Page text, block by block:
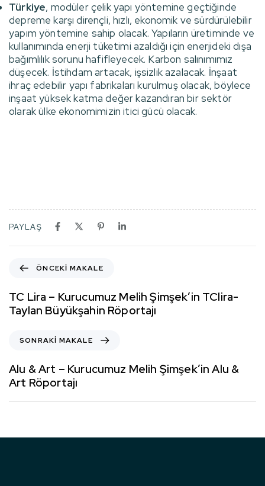
Türkiye, modüler çelik yapı yöntemine geçtiğinde
depreme karşı dirençli, hızlı, ekonomik ve sürdürülebilir
yapım yöntemine sahip olacak. Yapıların üretiminde ve
kullanımında enerji tüketimi azaldığı için enerjideki dışa
bağımlılık sorunu hafifleyecek. Karbon salınımımız
düşecek. İstihdam artacak, işsizlik azalacak. İnşaat
ihraç edebilir yapı fabrikaları kurulmuş olacak, böylece
inşaat yüksek katma değer kazandıran bir sektör
olarak ülke ekonomimizin itici gücü olacak.
PAYLAŞ
ÖNCEKI MAKALE
TC Lira – Kurucumuz Melih Şimşek’in TClira-
Taylan Büyükşahin Röportajı
SONRAKI MAKALE
Alu & Art – Kurucumuz Melih Şimşek’in Alu &
Art Röportajı